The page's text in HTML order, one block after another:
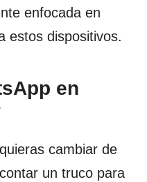
enfocada en
estos dispositivos.
en
cambiar de
un truco para